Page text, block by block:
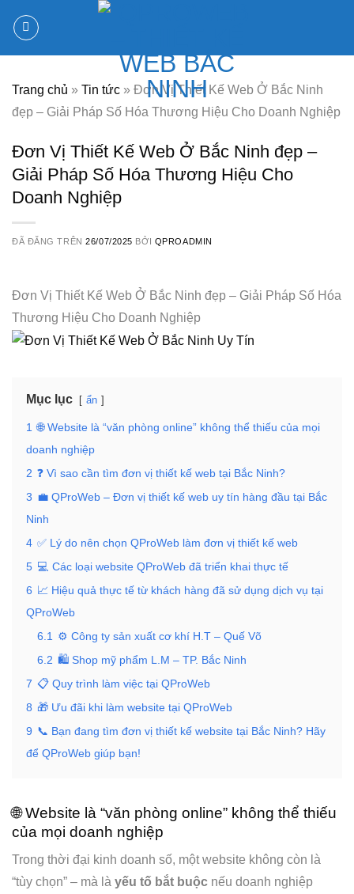
đến
nội
Trang chủ » Tin tức » Đơn Vị Thiết Kế Web Ở Bắc Ninh
đẹp – Giải Pháp Số Hóa Thương Hiệu Cho Doanh Nghiệp
Đơn Vị Thiết Kế Web Ở Bắc Ninh đẹp –
Giải Pháp Số Hóa Thương Hiệu Cho
Doanh Nghiệp
ĐÃ ĐĂNG TRÊN26/07/2025 BỞI QPROADMIN
Đơn Vị Thiết Kế Web Ở Bắc Ninh đẹp – Giải Pháp Số Hóa
Thương Hiệu Cho Doanh Nghiệp
Mục lục ẩn
1 🌐 Website là “văn phòng online” không thể thiếu của mọi
doanh nghiệp
2 ❓ Vì sao cần tìm đơn vị thiết kế web tại Bắc Ninh?
3 💼 QProWeb – Đơn vị thiết kế web uy tín hàng đầu tại Bắc
Ninh
4 ✅ Lý do nên chọn QProWeb làm đơn vị thiết kế web
5 💻 Các loại website QProWeb đã triển khai thực tế
6 📈 Hiệu quả thực tế từ khách hàng đã sử dụng dịch vụ tại
QProWeb
6.1
⚙️ Công ty sản xuất cơ khí H.T – Quế Võ
6.2 🛍 Shop mỹ phẩm L.M – TP. Bắc Ninh
7 📋 Quy trình làm việc tại QProWeb
8 🎁 Ưu đãi khi làm website tại QProWeb
9 📞 Bạn đang tìm đơn vị thiết kế website tại Bắc Ninh? Hãy
để QProWeb giúp bạn!
🌐 Website là “văn phòng online” không thể thiếu
của mọi doanh nghiệp
Trong thời đại kinh doanh số, một website không còn là
“tùy chọn” – mà là yếu tố bắt buộc nếu doanh nghiệp